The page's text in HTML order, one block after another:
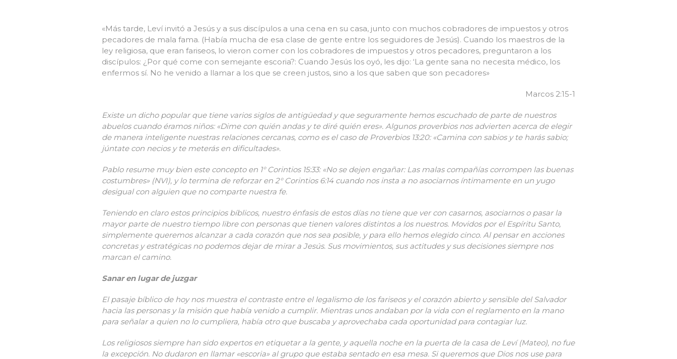
«Más tarde, Leví invitó a Jesús y a sus discípulos a una cena en su casa, junto con muchos cobradores de impuestos y otros
pecadores de mala fama. (Había mucha de esa clase de gente entre los seguidores de Jesús). Cuando los maestros de la
ley religiosa, que eran fariseos, lo vieron comer con los cobradores de impuestos y otros pecadores, preguntaron a los
discípulos: ¿Por qué come con semejante escoria?: Cuando Jesús los oyó, les dijo: ‘La gente sana no necesita médico, los
enfermos sí. No he venido a llamar a los que se creen justos, sino a los que saben que son pecadores»
Marcos 2:15-1
Existe un dicho popular que tiene varios siglos de antigüedad y que seguramente hemos escuchado de parte de nuestros
abuelos cuando éramos niños: «Dime con quién andas y te diré quién eres». Algunos proverbios nos advierten acerca de elegir
de manera inteligente nuestras relaciones cercanas, como es el caso de Proverbios 13:20: «Camina con sabios y te harás sabio;
júntate con necios y te meterás en dificultades».
Pablo resume muy bien este concepto en 1° Corintios 15:33: «No se dejen engañar: Las malas compañías corrompen las buenas
costumbres» (NVI), y lo termina de reforzar en 2° Corintios 6:14 cuando nos insta a no asociarnos íntimamente en un yugo
desigual con alguien que no comparte nuestra fe.
Teniendo en claro estos principios bíblicos, nuestro énfasis de estos días no tiene que ver con casarnos, asociarnos o pasar la
mayor parte de nuestro tiempo libre con personas que tienen valores distintos a los nuestros. Movidos por el Espíritu Santo,
simplemente queremos alcanzar a cada corazón que nos sea posible, y para ello hemos elegido cinco. Al pensar en acciones
concretas y estratégicas no podemos dejar de mirar a Jesús. Sus movimientos, sus actitudes y sus decisiones siempre nos
marcan el camino.
Sanar en lugar de juzgar
El pasaje bíblico de hoy nos muestra el contraste entre el legalismo de los fariseos y el corazón abierto y sensible del Salvador
hacia las personas y la misión que había venido a cumplir. Mientras unos andaban por la vida con el reglamento en la mano
para señalar a quien no lo cumpliera, había otro que buscaba y aprovechaba cada oportunidad para contagiar luz.
Los religiosos siempre han sido expertos en etiquetar a la gente, y aquella noche en la puerta de la casa de Leví (Mateo), no fue
la excepción. No dudaron en llamar «escoria» al grupo que estaba sentado en esa mesa. Si queremos que Dios nos use para